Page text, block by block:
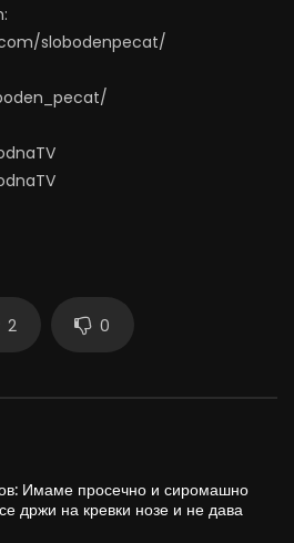
slobodenpecat/
2 0
Имаме просечно и сиромашно
држи на кревки нозе и не дава